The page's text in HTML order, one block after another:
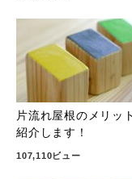
片流れ屋根のメリッ
紹介します！
107,110ビュー